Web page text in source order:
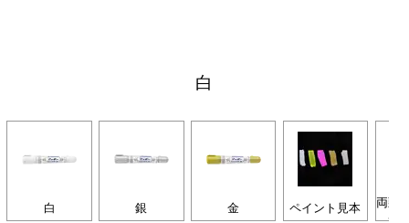
白
白 銀 金 ペイント見本 両頭
あ